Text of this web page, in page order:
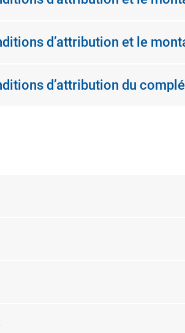
d’attribution et le
d’attribution du